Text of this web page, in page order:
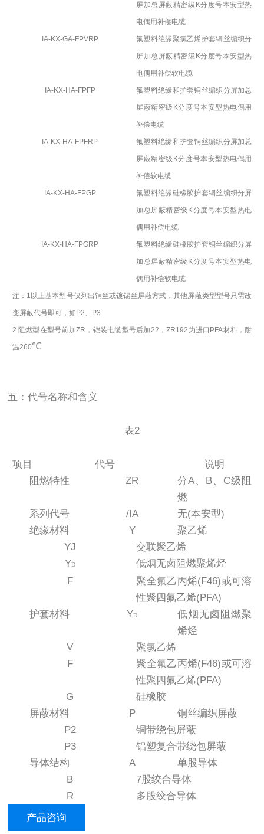
屏加总屏蔽精密级 K分度号本安型热
电偶用补偿电缆
IA-KX-GA-FPVRP 氟塑料绝缘聚氯乙烯护套铜丝编织分
屏加总屏蔽精密级 K分度号本安型热
电偶用补偿软电缆
IA-KX-HA-FPFP 氟塑料绝缘和护套铜丝编织分屏加总
屏蔽精密级 K分度号本安型热电偶用
补偿电缆
IA-KX-HA-FPFRP 氟塑料绝缘和护套铜丝编织分屏加总
屏蔽精密级 K分度号本安型热电偶用
补偿软电缆
IA-KX-HA-FPGP 氟塑料绝缘硅橡胶护套铜丝编织分屏
加总屏蔽精密级 K分度号本安型热电
偶用补偿电缆
IA-KX-HA-FPGRP 氟塑料绝缘硅橡胶护套铜丝编织分屏
加总屏蔽精密级 K分度号本安型热电
偶用补偿软电缆
注： 1 以上基本型号仅列出铜丝或镀锡丝屏蔽方式，其他屏蔽类型型号只需改
变屏蔽代号即可，如 P2、 P3
2 阻燃型在型号前加ZR ，铠装电缆型号后加22 ，ZR192 为进口 PFA材料，耐
温260℃
五：代号名称和含义
表2
项目 代号
说明
阻燃特性
ZR
分A、B、C级阻
燃
系列代号
/IA
无(本安型)
绝缘材料
Y
聚乙烯
YJ
交联聚乙烯
YD
低烟无卤阻燃聚烯烃
F
聚全氟乙丙烯(F46)或可溶
性聚四氟乙烯(PFA)
护套材料
YD
低烟无卤阻燃聚
烯烃
V
聚氯乙烯
F
聚全氟乙丙烯(F46)或可溶
性聚四氟乙烯(PFA)
G
硅橡胶
屏蔽材料
P
铜丝编织屏蔽
P2
铜带绕包屏蔽
P3
铝塑复合带绕包屏蔽
导体结构
A
单股导体
B
7股绞合导体
R
多股绞合导体
产品咨询